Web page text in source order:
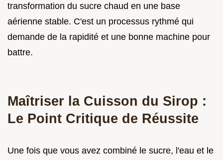
transformation du sucre chaud en une base
aérienne stable. C'est un processus rythmé qui
demande de la rapidité et une bonne machine pour
battre.
Maîtriser la Cuisson du Sirop :
Le Point Critique de Réussite
Une fois que vous avez combiné le sucre, l'eau et le